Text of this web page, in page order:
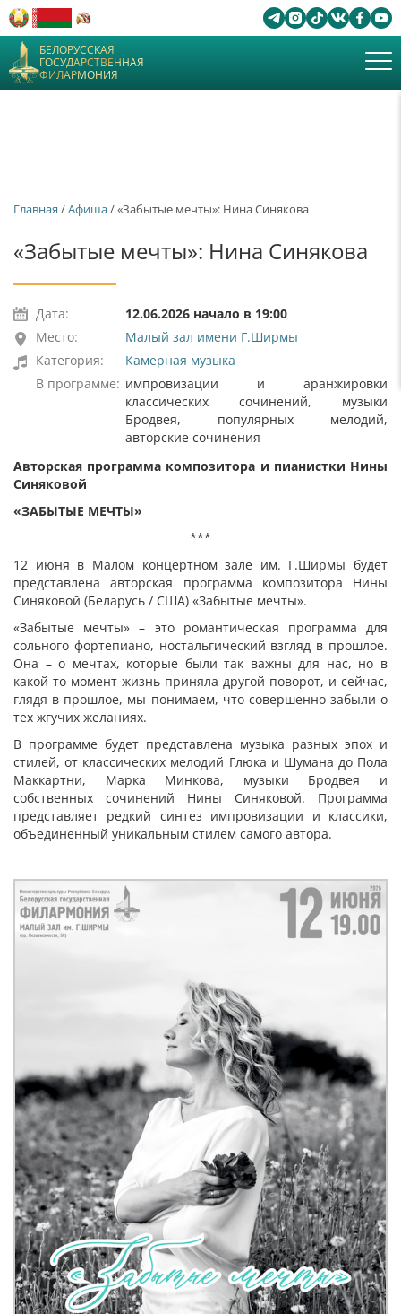
БЕЛОРУССКАЯ
ГОСУДАРСТВЕННАЯ
ФИЛАРМОНИЯ
Главная /Афиша/ «Забытые мечты»: Нина Синякова
«Забытые мечты»: Нина Синякова
Дата:
12.06.2026 начало в 19:00
Место:
Малый зал имени Г.Ширмы
Категория:
Камерная музыка
В программе: импровизации и аранжировки
классических сочинений, музыки
Бродвея, популярных мелодий,
авторские сочинения
Авторская программа композитора и пианистки Нины
Синяковой
«ЗАБЫТЫЕ МЕЧТЫ»
***
12 июня в Малом концертном зале им. Г.Ширмы будет
представлена авторская программа композитора Нины
Синяковой (Беларусь / США) «Забытые мечты».
«Забытые мечты» – это романтическая программа для
сольного фортепиано, ностальгический взгляд в прошлое.
Она – о мечтах, которые были так важны для нас, но в
какой-то момент жизнь приняла другой поворот, и сейчас,
глядя в прошлое, мы понимаем, что совершенно забыли о
тех жгучих желаниях.
В программе будет представлена музыка разных эпох и
стилей, от классических мелодий Глюка и Шумана до Пола
Маккартни, Марка Минкова, музыки Бродвея и
собственных сочинений Нины Синяковой. Программа
представляет редкий синтез импровизации и классики,
объединенный уникальным стилем самого автора.